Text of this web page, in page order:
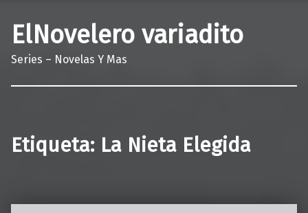
ElNovelero variadito
Series – Novelas Y Mas
Etiqueta: La Nieta Elegida